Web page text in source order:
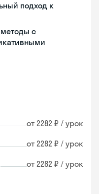
подход к
методы с
от 2282 ₽ / урок
от 2282 ₽ / урок
от 2282 ₽ / урок